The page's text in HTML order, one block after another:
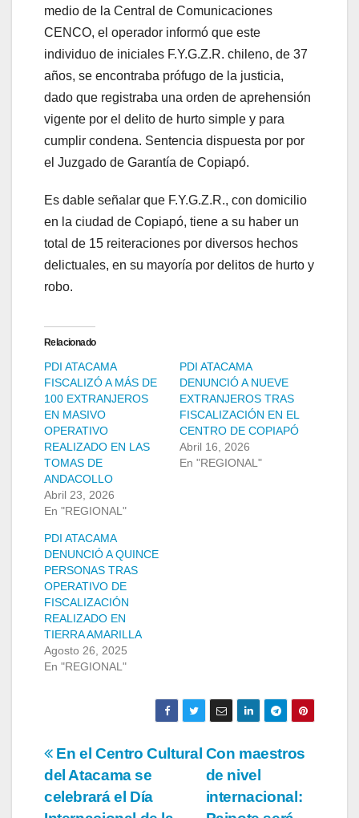
medio de la Central de Comunicaciones
CENCO, el operador informó que este
individuo de iniciales F.Y.G.Z.R. chileno, de 37
años, se encontraba prófugo de la justicia,
dado que registraba una orden de aprehensión
vigente por el delito de hurto simple y para
cumplir condena. Sentencia dispuesta por por
el Juzgado de Garantía de Copiapó.
Es dable señalar que F.Y.G.Z.R., con domicilio
en la ciudad de Copiapó, tiene a su haber un
total de 15 reiteraciones por diversos hechos
delictuales, en su mayoría por delitos de hurto y
robo.
Relacionado
PDI ATACAMA
FISCALIZÓ A MÁS DE
100 EXTRANJEROS
EN MASIVO
OPERATIVO
REALIZADO EN LAS
TOMAS DE
ANDACOLLO
Abril 23, 2026
En "REGIONAL"
PDI ATACAMA
DENUNCIÓ A NUEVE
EXTRANJEROS TRAS
FISCALIZACIÓN EN EL
CENTRO DE COPIAPÓ
Abril 16, 2026
En "REGIONAL"
PDI ATACAMA
DENUNCIÓ A QUINCE
PERSONAS TRAS
OPERATIVO DE
FISCALIZACIÓN
REALIZADO EN
TIERRA AMARILLA
Agosto 26, 2025
En "REGIONAL"
Navegación
de
Con maestros
de nivel
internacional:
En el Centro Cultural
del Atacama se
celebrará el Día